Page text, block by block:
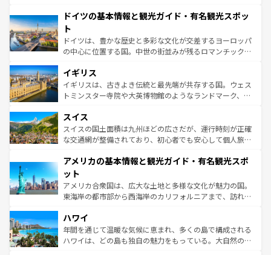
せる。地方によって風土や気候が異なるスペインはその個
ンテンツ一覧 を参照してほしい。
で、幅広い魅力が詰まっている。華麗な宮殿、歴史的な大
聖堂、美しいビーチ、そして豊かな自然が、訪れる者を心
から魅了する。また、フランスは美食の国としても知ら
れ、フランス料理はユネスコ無形文化遺産にも登録されて
香り高いラベンダー畑など、多彩な楽しみ方が可能だ。さ
らに、パリ以外の地域にも魅力が溢れており、どの街角に
も豊かな歴史と文化が息づいている。パリ以外の個性あふ
を参照してほしい。
ドイツの基本情報と観光ガイド・有名観光スポッ
ト
ドイツは、豊かな歴史と多彩な文化が交差するヨーロッパ
の中心に位置する国。中世の街並みが残るロマンチック街
顔を持つこの国は、どこを歩いても飽きることがない。ベ
ルリンの文化的活気、バイエルン州のアルプスの絶景、そ
してライン川沿いのワイン畑といった風景は必見。ビール
は、お酒好きな人にはぜひ体験してほしい。 なお、新着の
ドイツ情報はコンテンツ一覧を参照してほしい。
イギリス
イギリスは、古きよき伝統と最先端が共存する国。ウェス
トミンスター寺院や大英博物館のようなランドマーク、歴
リアごとに異なる魅力がある。また、優雅なアフタヌーン
ティー、ビール好きにはたまらない英国パブ、サッカー観
戦など、本場だからこそできる体験も豊富。イギリスを旅
ンツ一覧を参照してほしい。
スイス
スイスの国土面積は九州ほどの広さだが、運行時刻が正確
な交通網が整備されており、初心者でも安心して個人旅行
の建物がそのまま残る町や、スイスならではのユニークな
博物館もあり、アルプス観光だけでなく町歩きも満喫する
ことができる。国民の所得が高いため物価も高いが、旅行
者向けの交通パス提供のサービスもあり、うまく活用すれ
着のスイス情報は
アメリカの基本情報と観光ガイド・有名観光スポ
ット
アメリカ合衆国は、広大な土地と多様な文化が魅力の国。
東海岸の都市部から西海岸のカリフォルニアまで、訪れる
のような巨大都市は、観光、ショッピング、エンターテイ
ンメントが詰まった刺激的なスポットだ。一方、アメリカ
西部には大自然が広がり、グランドキャニオンやイエロー
ハワイ
年間を通じて温暖な気候に恵まれ、多くの島で構成される
ハワイは、どの島も独自の魅力をもっている。大自然の神